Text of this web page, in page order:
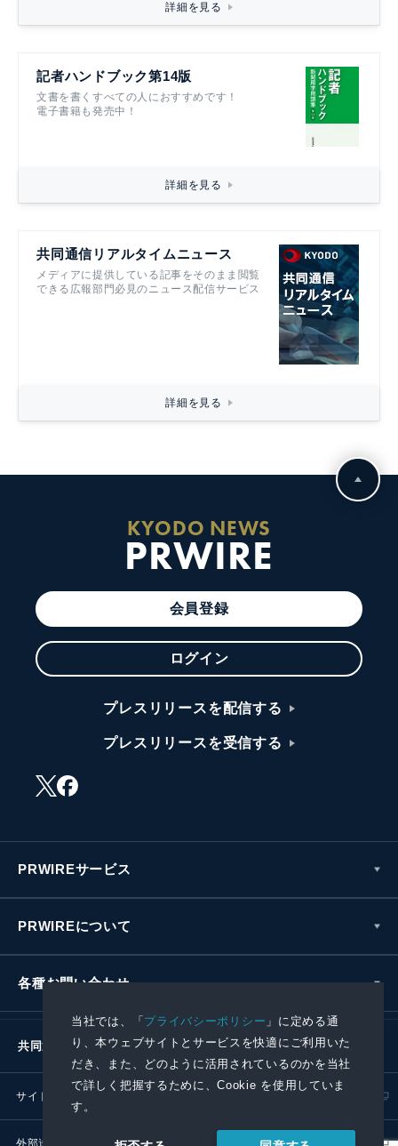
当社では、「プライバシーポリシー 」に定める通
り、本ウェブサイトとサービスを快適にご利用いた
だき、また、どのように活用されているのかを当社
で詳しく把握するために、Cookie を使用していま
す。
詳細を見る
記者ハンドブック第14版
文書を書くすべての人におすすめです！
電子書籍も発売中！
詳細を見る
共同通信リアルタイムニュース
メディアに提供している記事をそのまま閲覧
できる広報部門必見のニュース配信サービス
詳細を見る
KYODO NEWS
PRWIRE
会員登録
ログイン
プレスリリースを配信する
プレスリリースを受信する
PRWIREサービス
PRWIREについて
各種お問い合わせ
共同通信社グループ
サイトポリシー